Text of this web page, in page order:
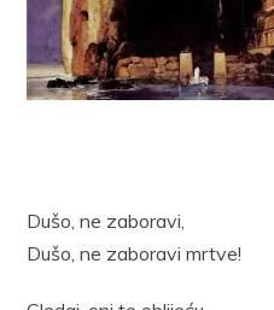
Dušo, ne zaboravi,
Dušo, ne zaboravi mrtve!